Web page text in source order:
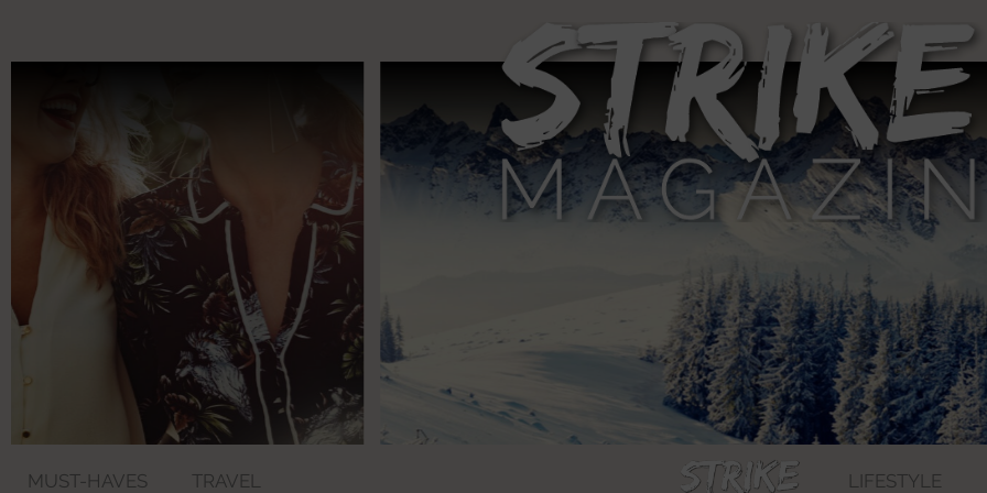
MUST-HAVES TRAVEL LIFESTYLE